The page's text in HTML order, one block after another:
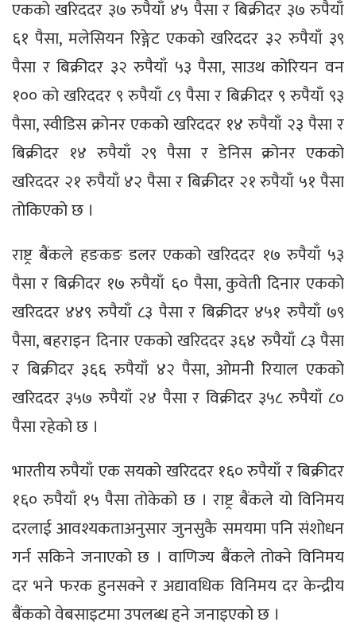
एकको खरिददर ३७ रुपैयाँ ४५ पैसा र बिक्रीदर ३७ रुपैयाँ
६१ पैसा, मलेसियन रिङ्गेट एकको खरिददर ३२ रुपैयाँ ३९
पैसा र बिक्रीदर ३२ रुपैयाँ ५३ पैसा, साउथ कोरियन वन
१०० को खरिददर ९ रुपैयाँ ८९ पैसा र बिक्रीदर ९ रुपैयाँ ९३
पैसा, स्वीडिस क्रोनर एकको खरिददर १४ रुपैयाँ २३ पैसा र
बिक्रीदर १४ रुपैयाँ २९ पैसा र डेनिस क्रोनर एकको
खरिददर २१ रुपैयाँ ४२ पैसा र बिक्रीदर २१ रुपैयाँ ५१ पैसा
तोकिएको छ ।
राष्ट्र बैंकले हङकङ डलर एकको खरिददर १७ रुपैयाँ ५३
पैसा र बिक्रीदर १७ रुपैयाँ ६० पैसा, कुवेती दिनार एकको
खरिददर ४४९ रुपैयाँ ८३ पैसा र बिक्रीदर ४५१ रुपैयाँ ७९
पैसा, बहराइन दिनार एकको खरिददर ३६४ रुपैयाँ ८३ पैसा
र बिक्रीदर ३६६ रुपैयाँ ४२ पैसा, ओमनी रियाल एकको
खरिददर ३५७ रुपैयाँ २४ पैसा र विक्रीदर ३५८ रुपैयाँ ८०
पैसा रहेको छ ।
भारतीय रुपैयाँ एक सयको खरिददर १६० रुपैयाँ र बिक्रीदर
१६० रुपैयाँ १५ पैसा तोकेको छ । राष्ट्र बैंकले यो विनिमय
दरलाई आवश्यकताअनुसार जुनसुकै समयमा पनि संशोधन
गर्न सकिने जनाएको छ । वाणिज्य बैंकले तोक्ने विनिमय
दर भने फरक हुनसक्ने र अद्यावधिक विनिमय दर केन्द्रीय
बैंकको वेबसाइटमा उपलब्ध हुने जनाइएको छ ।